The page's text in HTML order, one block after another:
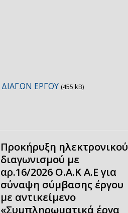
ΕΡΓΟΥ (455 kB)
Προκήρυξη ηλεκτρονικού
διαγωνισμού με
αρ.16/2026 Ο.Α.Κ Α.Ε για
σύναψη σύμβασης έργου
με αντικείμενο
«Συμπληρωματικά έργα